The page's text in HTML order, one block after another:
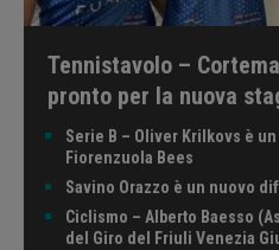
Tennistavolo –
pronto per la nuova
Serie B – Oliver Krilkovs è
Fiorenzuola Bees
Savino Orazzo è un nuovo
Ciclismo – Alberto Baesso
del Giro del Friuli Venezia